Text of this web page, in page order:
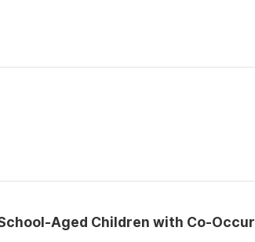
Aged Children with Co-